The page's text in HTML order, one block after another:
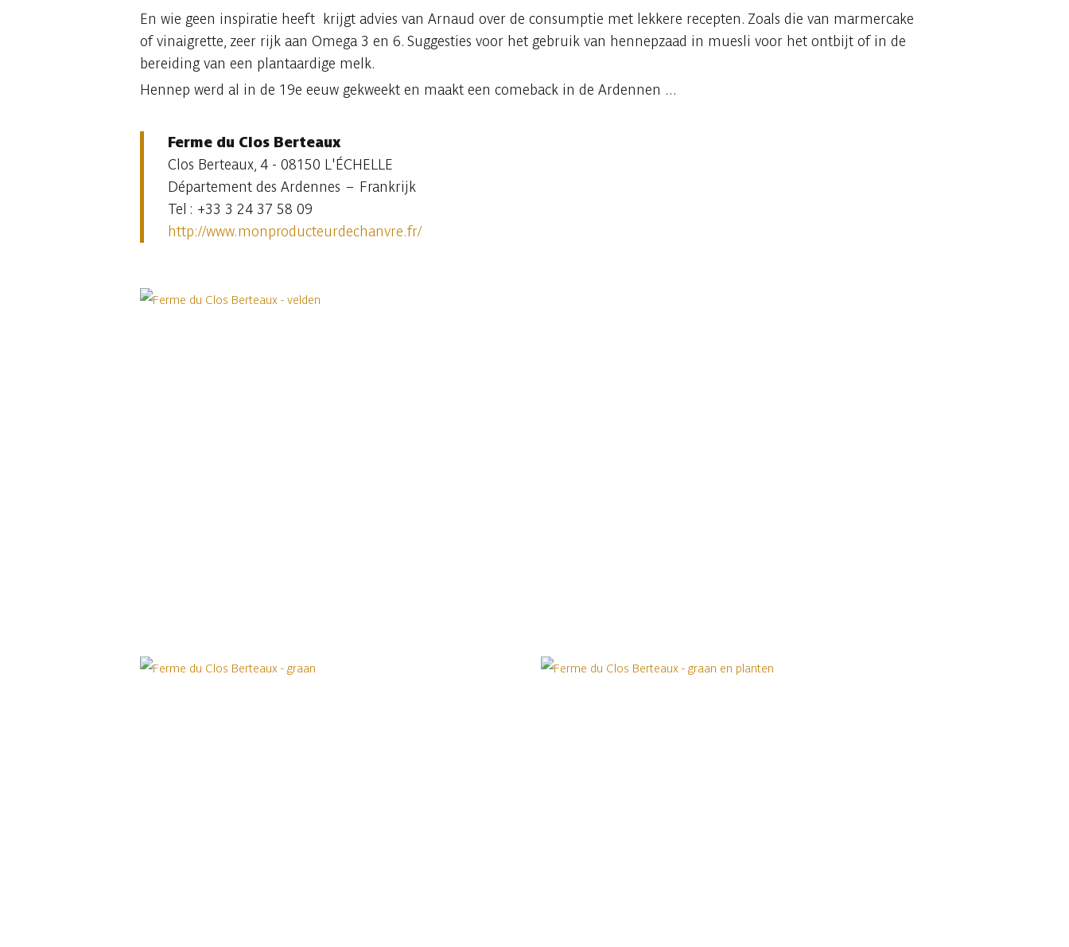
En wie geen inspiratie heeft krijgt advies van Arnaud over de consumptie met lekkere recepten. Zoals die van marmercake
of vinaigrette, zeer rijk aan Omega 3 en 6. Suggesties voor het gebruik van hennepzaad in muesli voor het ontbijt of in de
bereiding van een plantaardige melk.
Hennep werd al in de 19e eeuw gekweekt en maakt een comeback in de Ardennen ...
Ferme du Clos Berteaux
Clos Berteaux, 4 - 08150 L'ÉCHELLE
Département des Ardennes – Frankrijk
Tel : +33 3 24 37 58 09
http://www.monproducteurdechanvre.fr/